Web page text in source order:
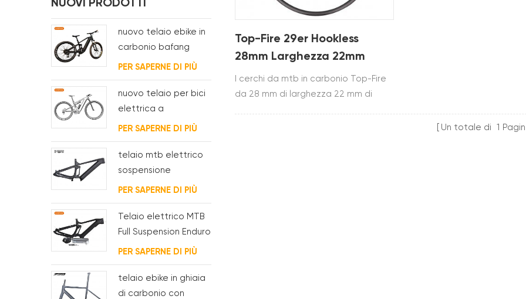
Top-Fire 29er Hookless
28mm Larghezza 22mm
Profondità Cerchi Mtb in
carbonio per XC
I cerchi da mtb in carbonio Top-Fire
da 28 mm di larghezza 22 mm di
Un totale di 1
NUOVI PRODOTTI
nuovo telaio ebike in
carbonio bafang
M620 full suspension
per MTB e fat bike
PER SAPERNE DI PIÙ
nuovo telaio per bici
elettrica a
sospensione
completa BAFANG
G510
PER SAPERNE DI PIÙ
telaio mtb elettrico
sospensione
completamente
interno passaggio
cavi
PER SAPERNE DI PIÙ
Telaio elettrico MTB
Full Suspension Enduro
Carbon
PER SAPERNE DI PIÙ
telaio ebike in ghiaia
di carbonio con